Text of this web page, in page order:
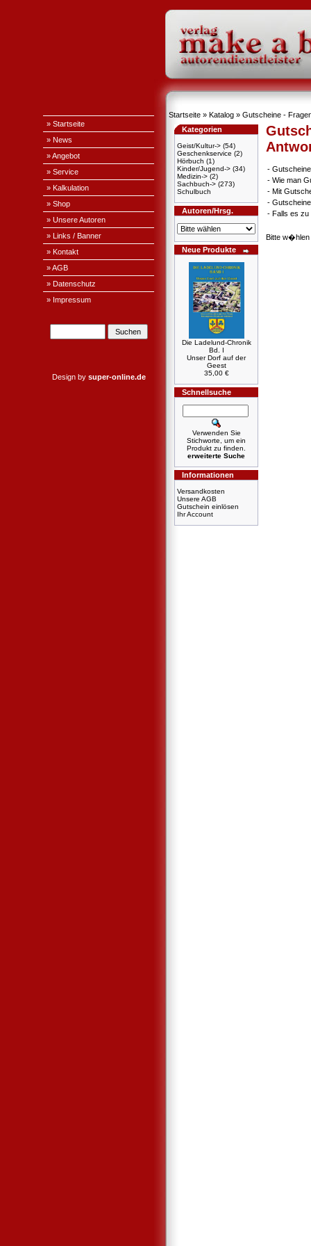
» Startseite
» News
» Angebot
» Service
» Kalkulation
» Shop
» Unsere Autoren
» Links / Banner
» Kontakt
» AGB
» Datenschutz
» Impressum
Design by super-online.de
Startseite » Katalog » Gutscheine -
Kategorien
Geist/Kultur-> (54)
Geschenkservice (2)
Hörbuch (1)
Kinder/Jugend-> (34)
Medizin-> (2)
Sachbuch-> (273)
Schulbuch
Autoren/Hrsg.
Neue Produkte
Die Ladelund-Chronik
Bd. I
Unser Dorf auf der
Geest
35,00 €
Schnellsuche
Verwenden Sie
Stichworte, um ein
Produkt zu finden.
erweiterte Suche
Informationen
Versandkosten
Unsere AGB
Gutschein einlösen
Ihr Account
-
- Wie man
- Mit
-
- Falls es zu
Bitte w�hlen